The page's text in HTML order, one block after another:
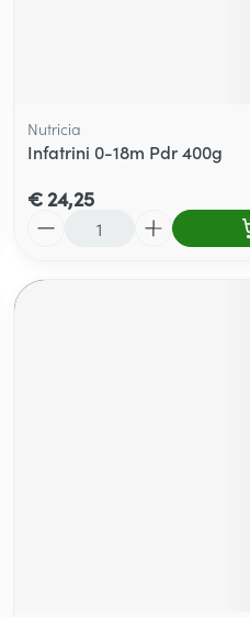
Nutricia
Infatrini 0-18m Pdr 400g
€ 24,25